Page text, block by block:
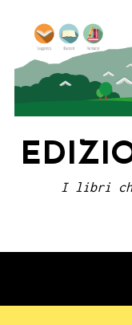
content
I libri